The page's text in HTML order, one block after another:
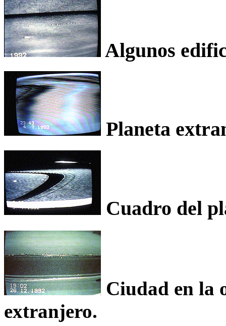
Algunos
Planeta
Cuadro del
Ciudad en la
extranjero.